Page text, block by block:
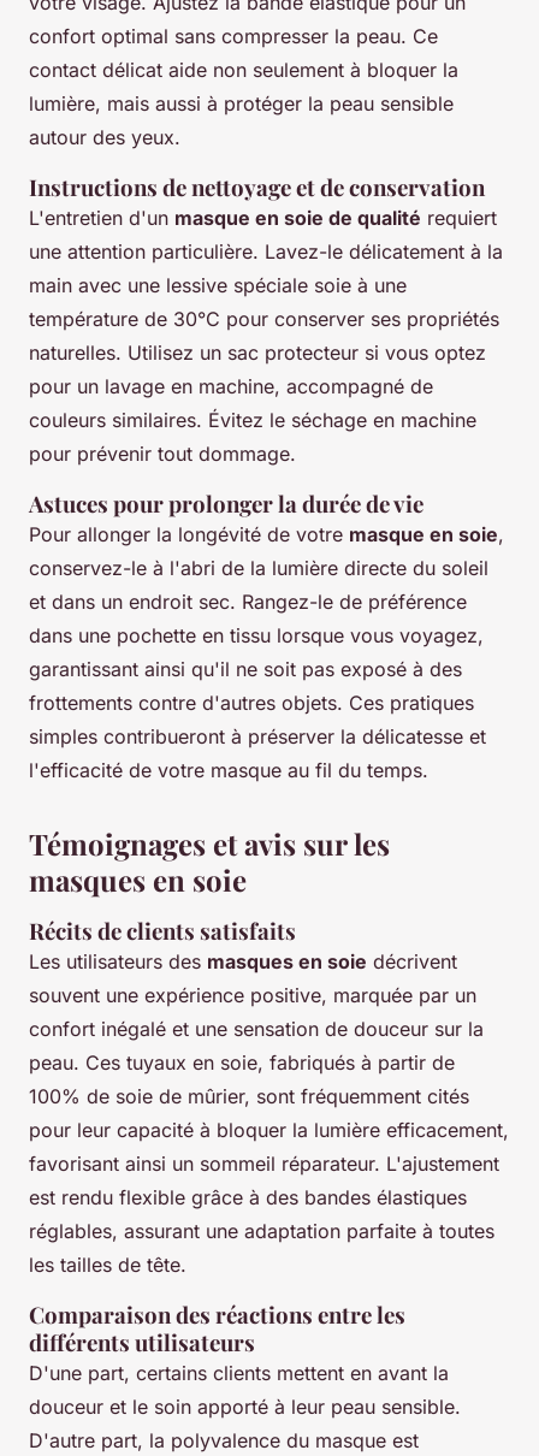
confort optimal sans compresser la peau. Ce
contact délicat aide non seulement à bloquer la
lumière, mais aussi à protéger la peau sensible
autour des yeux.
Instructions de nettoyage et de conservation
L'entretien d'un masque en soie de qualité requiert
une attention particulière. Lavez-le délicatement à la
main avec une lessive spéciale soie à une
température de 30°C pour conserver ses propriétés
naturelles. Utilisez un sac protecteur si vous optez
pour un lavage en machine, accompagné de
couleurs similaires. Évitez le séchage en machine
pour prévenir tout dommage.
Astuces pour prolonger la durée de vie
Pour allonger la longévité de votre masque en soie,
conservez-le à l'abri de la lumière directe du soleil
et dans un endroit sec. Rangez-le de préférence
dans une pochette en tissu lorsque vous voyagez,
garantissant ainsi qu'il ne soit pas exposé à des
frottements contre d'autres objets. Ces pratiques
simples contribueront à préserver la délicatesse et
l'efficacité de votre masque au fil du temps.
Témoignages et avis sur les
masques en soie
Récits de clients satisfaits
Les utilisateurs des masques en soie décrivent
souvent une expérience positive, marquée par un
confort inégalé et une sensation de douceur sur la
peau. Ces tuyaux en soie, fabriqués à partir de
100% de soie de mûrier, sont fréquemment cités
pour leur capacité à bloquer la lumière efficacement,
favorisant ainsi un sommeil réparateur. L'ajustement
est rendu flexible grâce à des bandes élastiques
réglables, assurant une adaptation parfaite à toutes
les tailles de tête.
Comparaison des réactions entre les
différents utilisateurs
D'une part, certains clients mettent en avant la
douceur et le soin apporté à leur peau sensible.
D'autre part, la polyvalence du masque est